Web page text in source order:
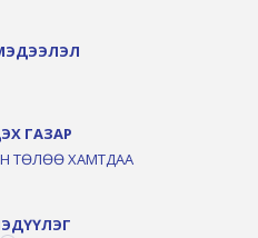
ГАЗАР
ТӨЛӨӨ ХАМТДАА